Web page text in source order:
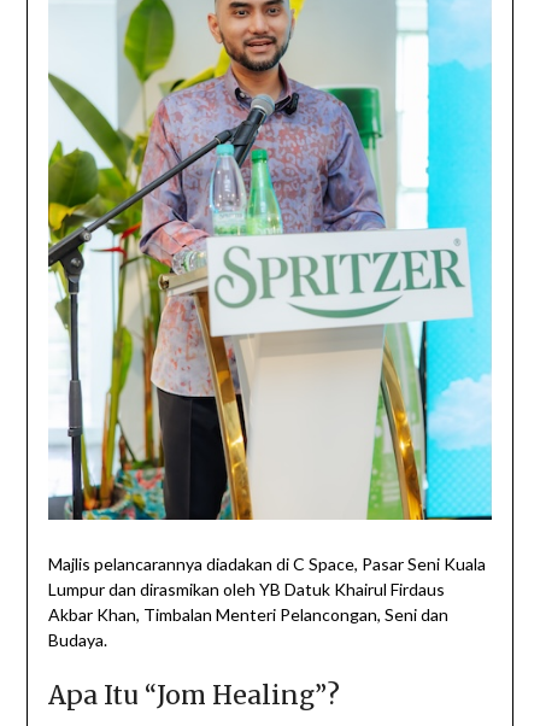
Majlis pelancarannya diadakan di C Space, Pasar Seni Kuala
Lumpur dan dirasmikan oleh YB Datuk Khairul Firdaus
Akbar Khan, Timbalan Menteri Pelancongan, Seni dan
Budaya.
Apa Itu “Jom Healing”?